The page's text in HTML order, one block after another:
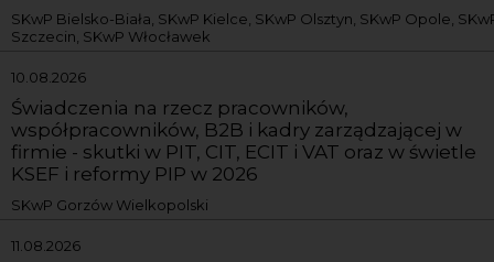
SKwP Bielsko-Biała, SKwP Kielce, SKwP Olsztyn, SKwP Opole,
Szczecin, SKwP Włocławek
10.08.2026
Świadczenia na rzecz pracowników,
współpracowników, B2B i kadry zarządzającej w
firmie - skutki w PIT, CIT, ECIT i VAT oraz w świetle
KSEF i reformy PIP w 2026
SKwP Gorzów Wielkopolski
11.08.2026